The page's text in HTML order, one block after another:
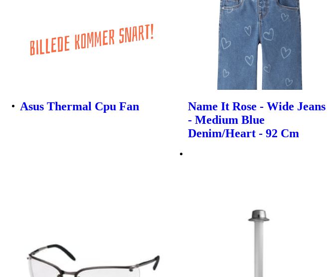
Asus Thermal Cpu Fan
Name It Rose - Wide Jeans
- Medium Blue
Denim/Heart - 92 Cm